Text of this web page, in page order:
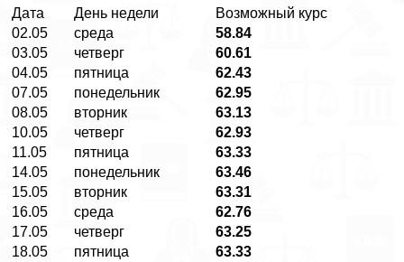
Дата День недели
Возможный курс
02.05
среда
58.84
03.05
четверг
60.61
04.05
пятница
62.43
07.05
понедельник
62.95
08.05
вторник
63.13
10.05
четверг
62.93
11.05
пятница
63.33
14.05
понедельник
63.46
15.05
вторник
63.31
16.05
среда
62.76
17.05
четверг
63.25
18.05
пятница
63.33